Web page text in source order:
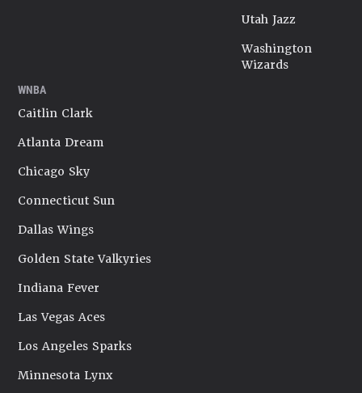
Utah Jazz
Washington
Wizards
WNBA
Caitlin Clark
Atlanta Dream
Chicago Sky
Connecticut Sun
Dallas Wings
Golden State Valkyries
Indiana Fever
Las Vegas Aces
Los Angeles Sparks
Minnesota Lynx